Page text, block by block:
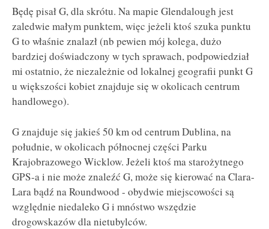
Będę pisał G, dla skrótu. Na mapie Glendalough jest
zaledwie małym punktem, więc jeżeli ktoś szuka punktu
G to właśnie znalazł (nb pewien mój kolega, dużo
bardziej doświadczony w tych sprawach, podpowiedział
mi ostatnio, że niezależnie od lokalnej geografii punkt G
u większości kobiet znajduje się w okolicach centrum
handlowego).
G znajduje się jakieś 50 km od centrum Dublina, na
południe, w okolicach północnej części Parku
Krajobrazowego Wicklow. Jeżeli ktoś ma starożytnego
GPS-a i nie może znaleźć G, może się kierować na Clara-
Lara bądź na Roundwood - obydwie miejscowości są
względnie niedaleko G i mnóstwo wszędzie
drogowskazów dla nietubylców.